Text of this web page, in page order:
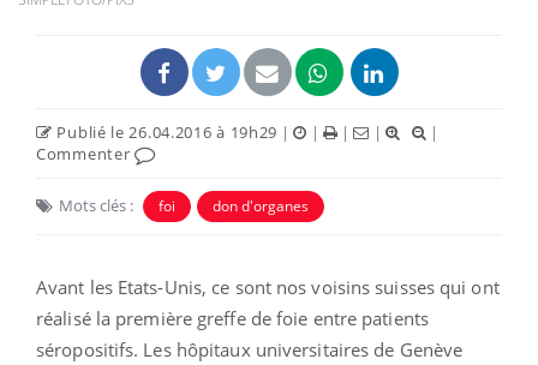
Publié le 26.04.2016 à 19h29 | | | |
|
Commenter
Mots clés : foi don d'organes
Avant les Etats-Unis, ce sont nos voisins suisses qui ont
réalisé la première greffe de foie entre patients
séropositifs. Les hôpitaux universitaires de Genève